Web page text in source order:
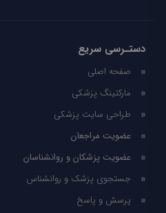
دستـرسی سریع
صفحه اصلی
مارکتینگ پزشکی
طراحی سایت پزشکی
عضویت مراجعان
عضویت پزشکان و روانشناسان
جستجوی پزشک و روانشناس
پرسش و پاسخ